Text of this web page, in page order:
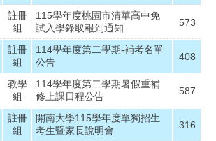
註冊
組
115學年度桃園市清華高中免
試入學錄取報到通知
573
註冊
組
114學年度第二學期-補考名單
公告
408
教學
組
114學年度第二學期暑假重補
修上課日程公告
587
註冊
組
開南大學115學年度單獨招生
考生暨家長說明會
316